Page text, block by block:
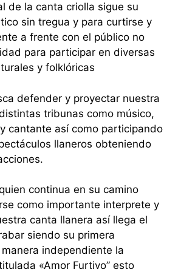
de la canta criolla sigue su
sin tregua y para curtirse y
a frente con el público no
para participar en diversas
y folklóricas
defender y proyectar nuestra
tribunas como músico,
cantante así como participando
llaneros obteniendo
continua en su camino
como importante interprete y
canta llanera así llega el
siendo su primera
independiente la
«Amor Furtivo” esto